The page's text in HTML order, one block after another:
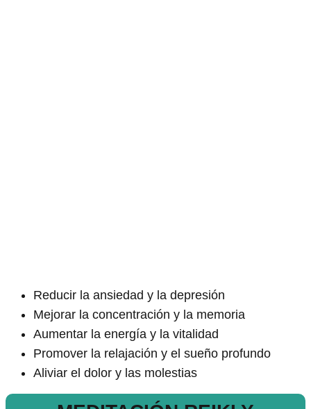
Reducir la ansiedad y la depresión
Mejorar la concentración y la memoria
Aumentar la energía y la vitalidad
Promover la relajación y el sueño profundo
Aliviar el dolor y las molestias